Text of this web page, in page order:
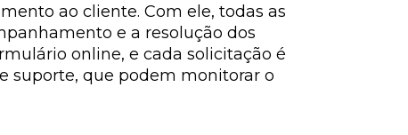
ao cliente. Com ele, todas as
e a resolução dos
online, e cada solicitação é
suporte, que podem monitorar o